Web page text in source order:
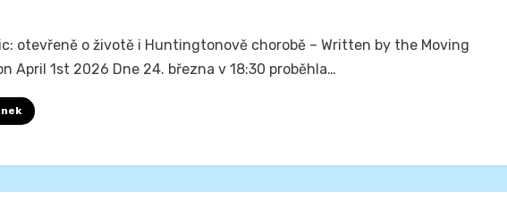
otevřeně o životě i Huntingtonově chorobě – Written by the Moving
April 1st 2026 Dne 24. března v 18:30 proběhla…